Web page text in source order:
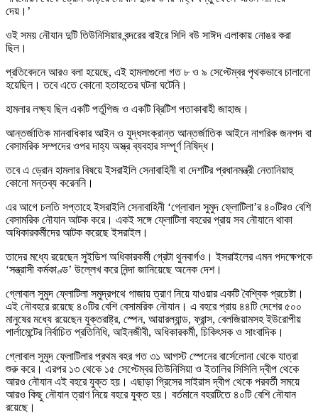
দেয়।’
ওই সময় নৌযান দুটি তিউনিসিয়ার বন্দরের বাইরে সিদি বউ সাঈদ এলাকায় নোঙর করা
ছিল।
প্রতিবেদনে আরও বলা হয়েছে, এই হামলাগুলো গত ৮ ও ৯ সেপ্টেম্বর পৃথকভাবে চালানো
হয়েছিল। তবে এতে কোনো হতাহতের ঘটনা ঘটেনি।
হামলার লক্ষ্য ছিল একটি পর্তুগিজ ও একটি ব্রিটিশ পতাকাবাহী জাহাজ।
আন্তর্জাতিক মানবাধিকার আইন ও যুদ্ধসংক্রান্ত আন্তর্জাতিক আইনে নাগরিক জনপদ বা
বেসামরিক সম্পদের ওপর দাহ্য অস্ত্র ব্যবহার সম্পূর্ণ নিষিদ্ধ।
তবে এ ড্রোন হামলার বিষয়ে ইসরাইলি সেনাবাহিনী বা দেশটির প্রধানমন্ত্রী নেতানিয়াহু
কোনো মন্তব্য করেননি।
এর আগে চলতি সপ্তাহে ইসরাইলি সেনাবাহিনী ‘গ্লোবাল সুমুদ ফ্লোটিলা’র ৪০টিরও বেশি
বেসামরিক নৌযান আটক করে। একই সঙ্গে ফ্লোটিলা বহরের প্রায় সব নৌযানে থাকা
অধিকারকর্মীদের আটক করেছে ইসরাইল।
তাদের মধ্যে রয়েছেন সুইডিশ অধিকারকর্মী গ্রেটা থুনবার্গও। ইসরাইলের এমন পদক্ষেপকে
‘সন্ত্রাসী কর্মকাণ্ড’ উল্লেখ করে নিন্দা জানিয়েছে অনেক দেশ।
গ্লোবাল সুমুদ ফ্লোটিলা সমুদ্রপথে গাজায় ত্রাণ নিয়ে যাওয়ার একটি বৈশ্বিক প্রচেষ্টা।
এই নৌবহরে রয়েছে ৪০টির বেশি বেসামরিক নৌযান। এ বহরে প্রায় ৪৪টি দেশের ৫০০
মানুষের মধ্যে রয়েছেন যুক্তরাষ্ট্র, স্পেন, আয়ারল্যান্ড, ফ্রান্স, বেলজিয়ামসহ ইউরোপীয়
পার্লামেন্টের নির্বাচিত প্রতিনিধি, আইনজীবী, অধিকারকর্মী, চিকিৎসক ও সাংবাদিক।
গ্লোবাল সুমুদ ফ্লোটিলার প্রথম বহর গত ৩১ আগস্ট স্পেনের বার্সেলোনা থেকে যাত্রা
শুরু করে। এরপর ১৩ থেকে ১৫ সেপ্টেম্বর তিউনিসিয়া ও ইতালির সিসিলি দ্বীপ থেকে
আরও নৌযান এই বহরে যুক্ত হয়। এছাড়া গ্রিসের সাইরাস দ্বীপ থেকে পরবর্তী সময়ে
আরও কিছু নৌযান ত্রাণ নিয়ে বহরে যুক্ত হয়। বর্তমানে বহরটিতে ৪০টি বেশি নৌযান
রয়েছে।